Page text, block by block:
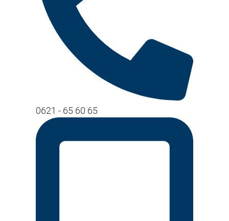
0621 - 65 60 65